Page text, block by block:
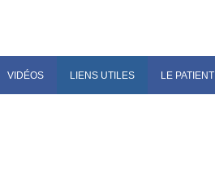
VIDÉOS LIENS UTILES LE PATIENT